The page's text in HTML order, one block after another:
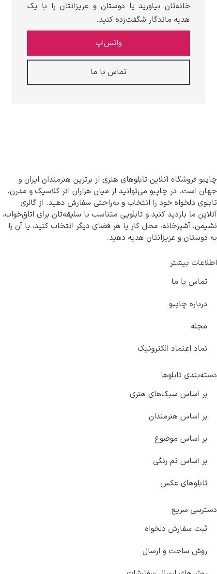
خانه‌تان بیاورید یا دوستان و عزیزانتان را با یک
هدیه ماندگار شگفت‌زده کنید.
واتس‌اپ
تماس با ما
چاپبو فروشگاه آنلاین تابلوهای هنری از برترین هنرمندان ایران و
جهان است. در چاپبو می‌توانید از میان هزاران اثر کلاسیک و مدرن،
تابلوی دلخواه خود را انتخاب و به‌راحتی سفارش دهید. از گالری
آنلاین ما بازدید کنید و تابلویی متناسب با سلیقه‌تان برای اتاق‌خواب،
نشیمن، آشپزخانه، محل کار یا هر فضای دیگر انتخاب کنید، یا آن را
به دوستان و عزیزانتان هدیه دهید.
اطلاعات بیشتر
تماس با ما
درباره چاپبو
مجله
نماد اعتماد الکترونیک
دسته‌بندی تابلوها
بر اساس سبک‌های هنری
بر اساس هنرمندان
بر اساس موضوع
بر اساس تم رنگی
تابلوهای عکس
دسترسی سریع
ثبت سفارش دلخواه
روش ساخت و ارسال